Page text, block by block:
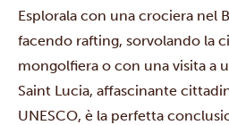
Esplorala con una crociera nel
facendo rafting, sorvolando la
mongolfiera o con una visita a
Saint Lucia, affascinante
UNESCO, è la perfetta